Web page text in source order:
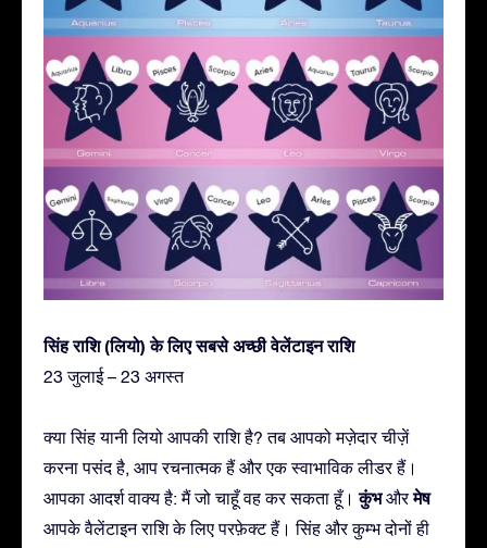
सिंह राशि (लियो) के लिए सबसे अच्छी वेलेंटाइन राशि
23 जुलाई – 23 अगस्त
क्या सिंह यानी लियो आपकी राशि है? तब आपको मज़ेदार चीज़ें
करना पसंद है, आप रचनात्मक हैं और एक स्वाभाविक लीडर हैं।
आपका आदर्श वाक्य है: मैं जो चाहूँ वह कर सकता हूँ।कुंभऔरमेष
आपके वैलेंटाइन राशि के लिए परफ़ेक्ट हैं। सिंह और कुम्भ दोनों ही